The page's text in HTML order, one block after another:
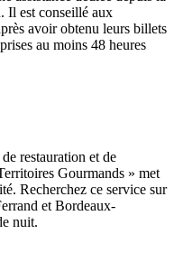
Il est conseillé aux
avoir obtenu leurs billets
au moins 48 heures
restauration et de
Gourmands » met
Recherchez ce service sur
et Bordeaux-
nuit.